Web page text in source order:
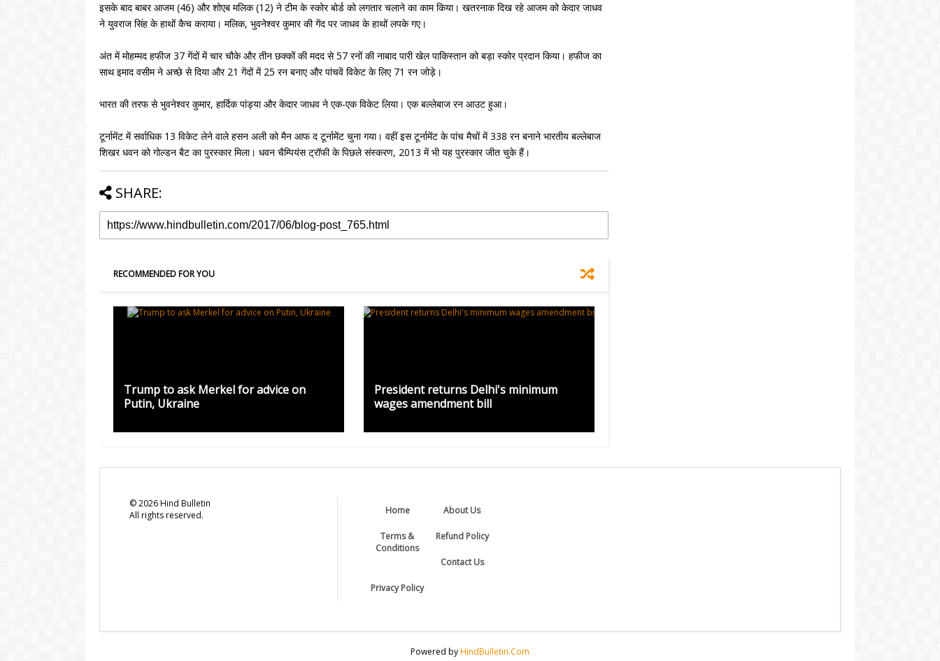
इसके बाद बाबर आजम (46) और शोएब मलिक (12) ने टीम के स्कोर बोर्ड को लगतार चलाने का काम किया। खतरनाक दिख रहे आजम को केदार जाधव
ने युवराज सिंह के हाथों कैच कराया। मलिक, भुवनेश्वर कुमार की गेंद पर जाधव के हाथों लपके गए।
अंत में मोहम्मद हफीज 37 गेंदों में चार चौके और तीन छक्कों की मदद से 57 रनों की नाबाद पारी खेल पाकिस्तान को बड़ा स्कोर प्रदान किया। हफीज का
साथ इमाद वसीम ने अच्छे से दिया और 21 गेंदों में 25 रन बनाए और पांचवें विकेट के लिए 71 रन जोड़े।
भारत की तरफ से भुवनेश्वर कुमार, हार्दिक पांड्या और केदार जाधव ने एक-एक विकेट लिया। एक बल्लेबाज रन आउट हुआ।
टूर्नामेंट में सर्वाधिक 13 विकेट लेने वाले हसन अली को मैन आफ द टूर्नामेंट चुना गया। वहीं इस टूर्नामेंट के पांच मैचों में 338 रन बनाने भारतीय बल्लेबाज
शिखर धवन को गोल्डन बैट का पुरस्कार मिला। धवन चैम्पियंस ट्रॉफी के पिछले संस्करण, 2013 में भी यह पुरस्कार जीत चुके हैं।
SHARE:
RECOMMENDED FOR YOU
Trump to ask Merkel for advice on
Putin, Ukraine
President returns Delhi's minimum
wages amendment bill
©2026Hind Bulletin
All rights reserved.
Home About Us
Terms &
Conditions
Refund Policy
Contact Us
Privacy Policy
Powered byHindBulletin.Com